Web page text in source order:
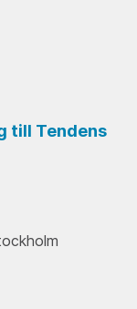
till Tendens